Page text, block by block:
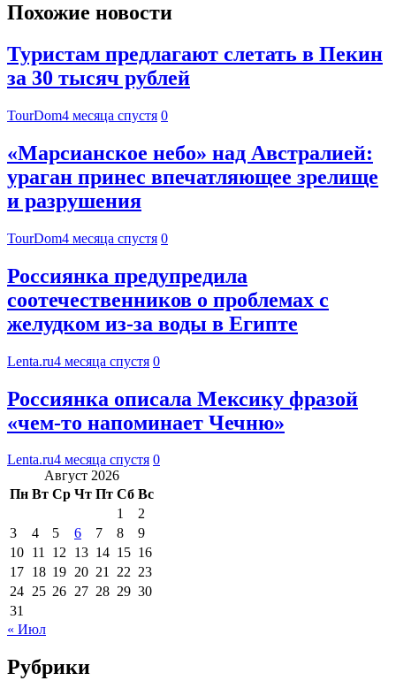
Похожие новости
Туристам предлагают слетать в Пекин
за 30 тысяч рублей
TourDom4 месяца спустя 0
«Марсианское небо» над Австралией:
ураган принес впечатляющее зрелище
и разрушения
TourDom4 месяца спустя 0
Россиянка предупредила
соотечественников о проблемах с
желудком из-за воды в Египте
Lenta.ru4 месяца спустя 0
Россиянка описала Мексику фразой
«чем-то напоминает Чечню»
Lenta.ru4 месяца спустя 0
Август 2026
Пн Вт Ср Чт Пт Сб Вс
1
2
3
4 5 6 7 8
9
10 11 12 13 14 15 16
17 18 19 20 21 22 23
24 25 26 27 28 29 30
31
« Июл
Рубрики